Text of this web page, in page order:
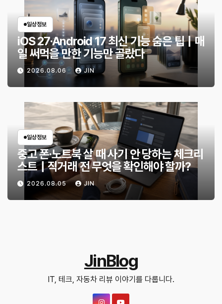
일상정보
iOS 27·Android 17 최신 기능 숨은 팁｜매
일 써먹을 만한 기능만 골랐다
2026.08.06 JIN
일상정보
중고 폰·노트북 살 때 사기 안 당하는 체크리
스트｜직거래 전 무엇을 확인해야 할까?
2026.08.05 JIN
JinBlog
IT, 테크, 자동차 리뷰 이야기를 다룹니다.